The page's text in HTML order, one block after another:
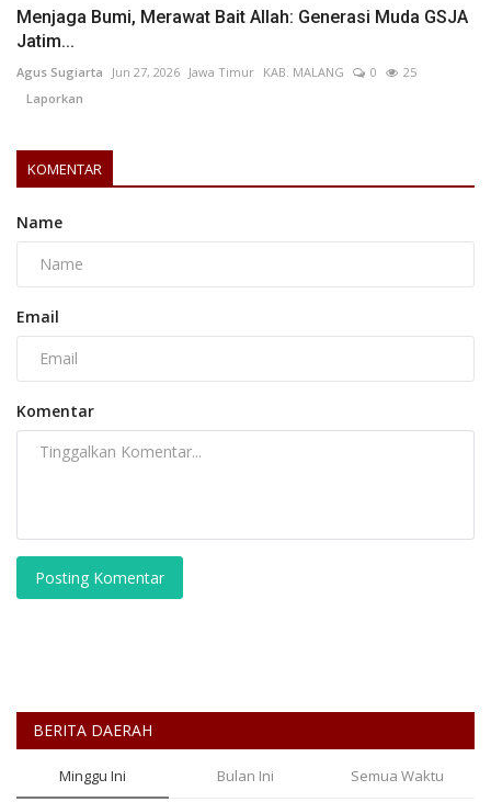
Menjaga Bumi, Merawat Bait Allah: Generasi Muda GSJA
Jatim...
Agus Sugiarta Jun 27, 2026 Jawa Timur KAB. MALANG 0
25
Laporkan
KOMENTAR
Name
Email
Komentar
Posting Komentar
BERITA DAERAH
Minggu Ini Bulan Ini Semua Waktu